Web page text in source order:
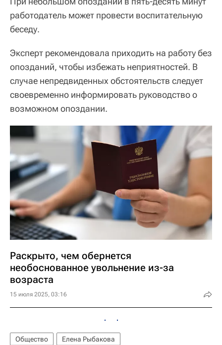
работодатель может провести воспитательную
беседу.
Эксперт рекомендовала приходить на работу без
опозданий, чтобы избежать неприятностей. В
случае непредвиденных обстоятельств следует
своевременно информировать руководство о
возможном опоздании.
Раскрыто, чем обернется
необоснованное увольнение из-за
возраста
15 июля 2025, 03:16
Общество
Елена Рыбакова